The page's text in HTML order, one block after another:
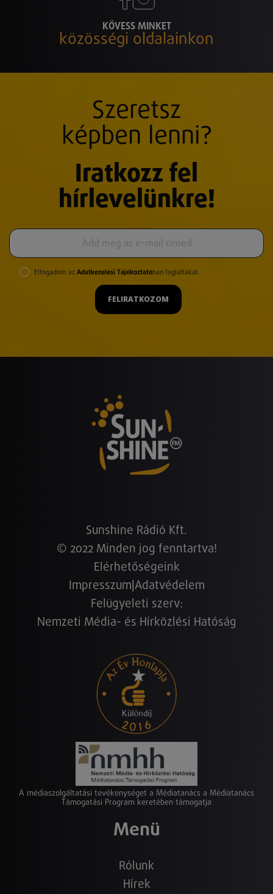
KÖVESS MINKET
közösségi oldalainkon
Szeretsz
képben lenni?
Iratkozz fel
hírlevelünkre!
Elfogadom az Adatkezelési Tájékoztatóban foglaltakat.
FELIRATKOZOM
Sunshine Rádió Kft.
© 2022 Minden jog fenntartva!
Elérhetőségeink
Impresszum Adatvédelem
Felügyeleti szerv:
Nemzeti Média- és Hírközlési Hatóság
A médiaszolgáltatási tevékenységet a Médiatanács a Médiatanács
Támogatási Program keretében támogatja
Menü
Rólunk
Hírek